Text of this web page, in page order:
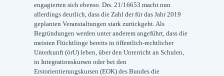
engagierten sich ebenso. Drs. 21/16653 macht nun
allerdings deutlich, dass die Zahl der für das Jahr 2019
geplanten Veranstaltungen stark zurückgeht. Als
Begründungen werden unter anderem angeführt, dass die
meisten Flüchtlinge bereits in öffentlich-rechtlicher
Unterkunft (örU) leben, über den Unterricht an Schulen,
in Integrationskursen oder bei den
Erstorientierungskursen (EOK) des Bundes die